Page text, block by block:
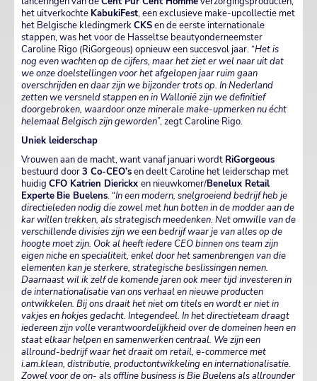
het uitverkochte KabukiFest, een exclusieve make-upcollectie met
het Belgische kledingmerkCKSen de eerste internationale
stappen, was het voor de Hasseltse beautyonderneemster
Caroline Rigo (RiGorgeous) opnieuw een succesvol jaar. “Het is
nog even wachten op de cijfers, maar het ziet er wel naar uit dat
we onze doelstellingen voor het afgelopen jaar ruim gaan
overschrijden en daar zijn we bijzonder trots op. In Nederland
zetten we versneld stappen en in Wallonië zijn we definitief
doorgebroken, waardoor onze minerale make-upmerken nu écht
helemaal Belgisch zijn geworden”, zegt Caroline Rigo.
Uniek leiderschap
Vrouwen aan de macht, want vanaf januari wordt RiGorgeous
bestuurd door3 Co-CEO’sen deelt Caroline het leiderschap met
huidig CFO Katrien Dierickx en nieuwkomer/Benelux Retail
Experte Bie Buelens. “In een modern, snelgroeiend bedrijf heb je
directieleden nodig die zowel met hun botten in de modder aan de
kar willen trekken, als strategisch meedenken. Net omwille van de
verschillende divisies zijn we een bedrijf waar je van alles op de
hoogte moet zijn. Ook al heeft iedere CEO binnen ons team zijn
eigen niche en specialiteit, enkel door het samenbrengen van die
elementen kan je sterkere, strategische beslissingen nemen.
Daarnaast wil ik zelf de komende jaren ook meer tijd investeren in
de internationalisatie van ons verhaal en nieuwe producten
ontwikkelen. Bij ons draait het niet om titels en wordt er niet in
vakjes en hokjes gedacht. Integendeel. In het directieteam draagt
iedereen zijn volle verantwoordelijkheid over de domeinen heen en
staat elkaar helpen en samenwerken centraal. We zijn een
allround-bedrijf waar het draait om retail, e-commerce met
i.am.klean, distributie, productontwikkeling en internationalisatie.
Zowel voor de on- als offline business is Bie Buelens als allrounder